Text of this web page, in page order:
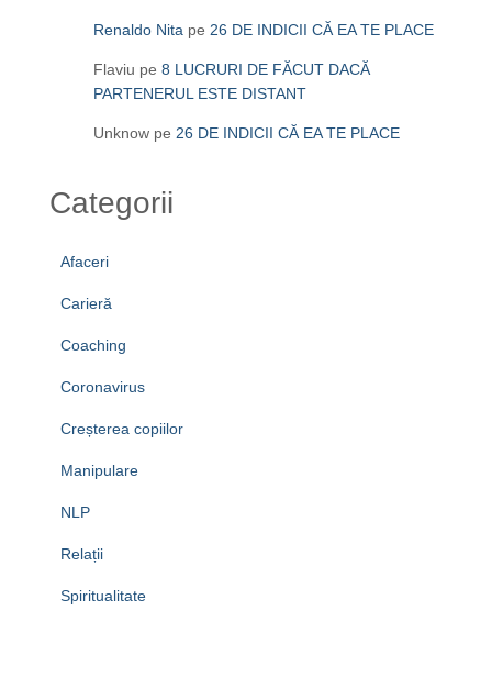
Renaldo Nita pe 26 DE INDICII CĂ EA TE PLACE
Flaviu pe 8 LUCRURI DE FĂCUT DACĂ
PARTENERUL ESTE DISTANT
Unknow pe 26 DE INDICII CĂ EA TE PLACE
Categorii
Afaceri
Carieră
Coaching
Coronavirus
Creșterea copiilor
Manipulare
NLP
Relații
Spiritualitate